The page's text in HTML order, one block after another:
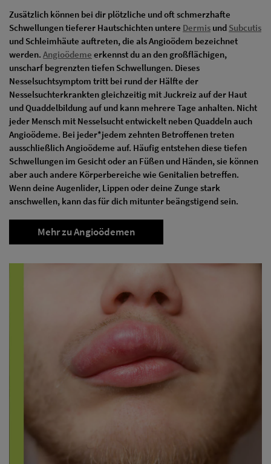
Zusätzlich können bei dir plötzliche und oft schmerzhafte
Schwellungen tieferer Hautschichten untere Dermis und Subcutis
und Schleimhäute auftreten, die als Angioödem bezeichnet
werden. Angioödeme erkennst du an den großflächigen,
unscharf begrenzten tiefen Schwellungen. Dieses
Nesselsuchtsymptom tritt bei rund der Hälfte der
Nesselsuchterkrankten gleichzeitig mit Juckreiz auf der Haut
und Quaddelbildung auf und kann mehrere Tage anhalten. Nicht
jeder Mensch mit Nesselsucht entwickelt neben Quaddeln auch
Angioödeme. Bei jeder*jedem zehnten Betroffenen treten
ausschließlich Angioödeme auf. Häufig entstehen diese tiefen
Schwellungen im Gesicht oder an Füßen und Händen, sie können
aber auch andere Körperbereiche wie Genitalien betreffen.
Wenn deine Augenlider, Lippen oder deine Zunge stark
anschwellen, kann das für dich mitunter beängstigend sein.
Mehr zu Angioödemen